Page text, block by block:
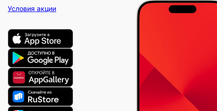
Условия акции